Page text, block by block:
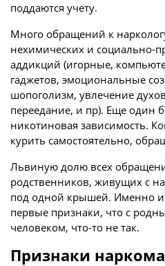
поддаются учету.
Много обращений к
нехимических и социально-
аддикций (игорные,
гаджетов, эмоциональные
шопоголизм, увлечение
переедание, и пр). Еще один
никотиновая зависимость.
курить самостоятельно,
Львиную долю всех
родственников, живущих с
под одной крышей. Именно
первые признаки, что с
человеком, что-то не так.
Признаки